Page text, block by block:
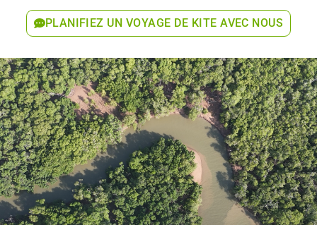
PLANIFIEZ UN VOYAGE DE KITE AVEC NOUS